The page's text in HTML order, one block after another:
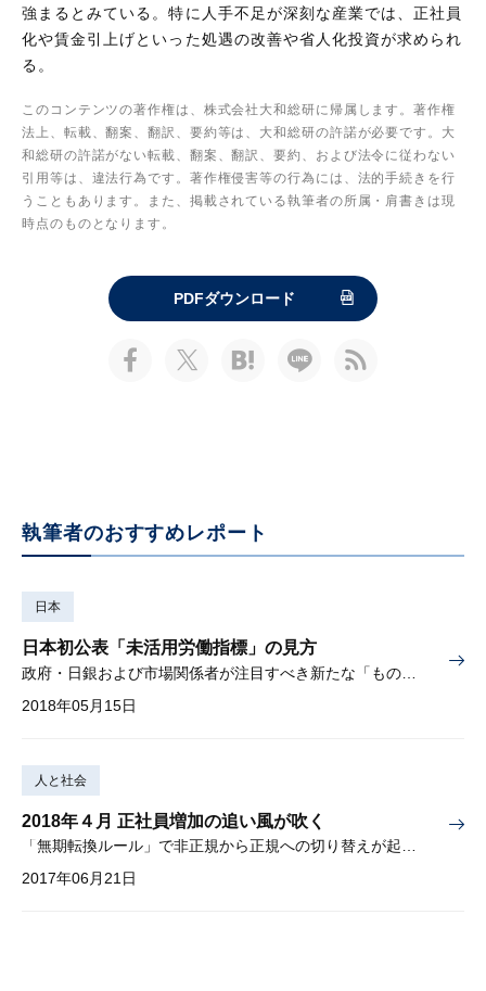
強まるとみている。特に人手不足が深刻な産業では、正社員
化や賃金引上げといった処遇の改善や省人化投資が求められ
る。
このコンテンツの著作権は、株式会社大和総研に帰属します。著作権
法上、転載、翻案、翻訳、要約等は、大和総研の許諾が必要です。大
和総研の許諾がない転載、翻案、翻訳、要約、および法令に従わない
引用等は、違法行為です。著作権侵害等の行為には、法的手続きを行
うこともあります。また、掲載されている執筆者の所属・肩書きは現
時点のものとなります。
PDFダウンロード
執筆者のおすすめレポート
日本
日本初公表「未活用労働指標」の見方
2018年05月15日
人と社会
2018年４月 正社員増加の追い風が吹く
「無期転換ルール」で非正規から正規への切り替えが起こる
2017年06月21日